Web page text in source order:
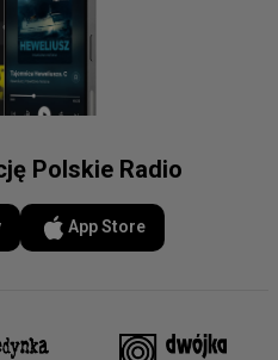
Polskie Radio
App Store